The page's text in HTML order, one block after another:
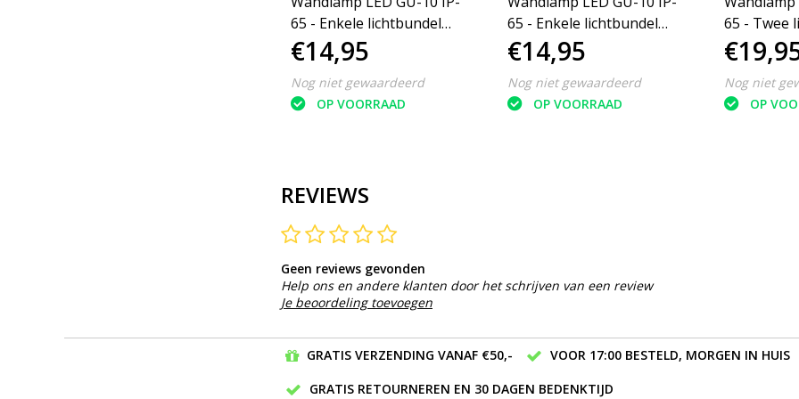
65 - Enkele lichtbundel
Dimbaar ‒ Rond 8.1 cm -
Zwart
€14,95
Nog niet gewaardeerd
OP VOORRAAD
65 - Enkele lichtbundel
Dimbaar ‒ Vierkant 8.1 cm -
Zwart
€14,95
Nog niet gewaardeerd
OP VOORRAAD
65 - Twee
Vierkant
Nog niet
OP
REVIEWS
Geen reviews gevonden
Help ons en andere klanten door het schrijven van een review
Je beoordeling toevoegen
GRATIS VERZENDING VANAF €50,-
VOOR 17:00 BESTELD, MORGEN IN HUIS
GRATIS RETOURNEREN EN 30 DAGEN BEDENKTIJD